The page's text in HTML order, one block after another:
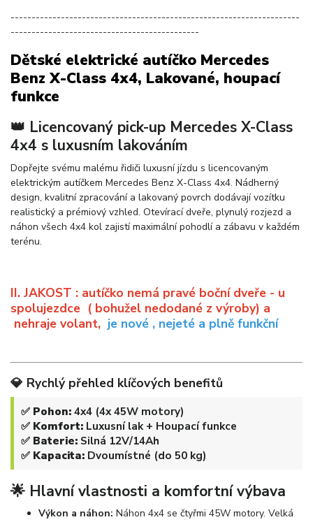
---------------------------------------------------------------------
---------------------------------------------
Dětské elektrické autíčko Mercedes
Benz X-Class 4x4, Lakované, houpací
funkce
👑 Licencovaný pick-up Mercedes X-Class
4x4 s luxusním lakováním
Dopřejte svému malému řidiči luxusní jízdu s licencovaným
elektrickým autíčkem Mercedes Benz X-Class 4x4. Nádherný
design, kvalitní zpracování a lakovaný povrch dodávají vozítku
realistický a prémiový vzhled. Otevírací dveře, plynulý rozjezd a
náhon všech 4x4 kol zajistí maximální pohodlí a zábavu v každém
terénu.
II. JAKOST : autíčko nemá pravé boční dveře - u
spolujezdce ( bohužel nedodané z výroby) a
nehraje volant, je nové , nejeté a plně funkční
💎 Rychlý přehled klíčových benefitů
✅ Pohon:4x4 (4x 45W motory)
✅ Komfort: Luxusní lak + Houpací funkce
✅ Baterie: Silná 12V/14Ah
✅ Kapacita: Dvoumístné (do 50 kg)
🌟 Hlavní vlastnosti a komfortní výbava
Výkon a náhon: Náhon 4x4 se čtyřmi 45W motory. Velká